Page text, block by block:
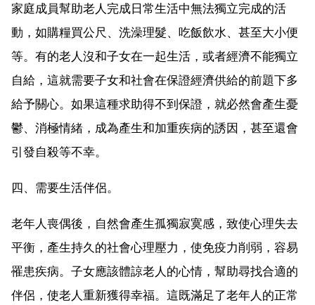
家庭成員幫助老人完成日常生活中無法獨立完成的活
動，如購糧買公尺、洗澡理髮、吃飯飲水、甚至大小便
等。有的老人沒和子女在一起生活，或者經濟不能獨立
自給，這就需要子女和社會在保證經濟供給的前題下多
給予關心。如果這種求助得不到保證，就必然會產生憂
鬱、消極情緒，成為產生和加重疾病的誘因，甚至還會
引發自殺等不幸。
四、需要生活伴侶。
老年人喪偶後，自然會產生孤獨寂寞感，致使心理失去
平衡，產生持久的社會心理壓力，使免疫力削弱，容易
罹患疾病。子女應該體諒老人的心情，幫助尋找合適的
伴侶，使老人重新獲得幸福。這既滿足了老年人的正常